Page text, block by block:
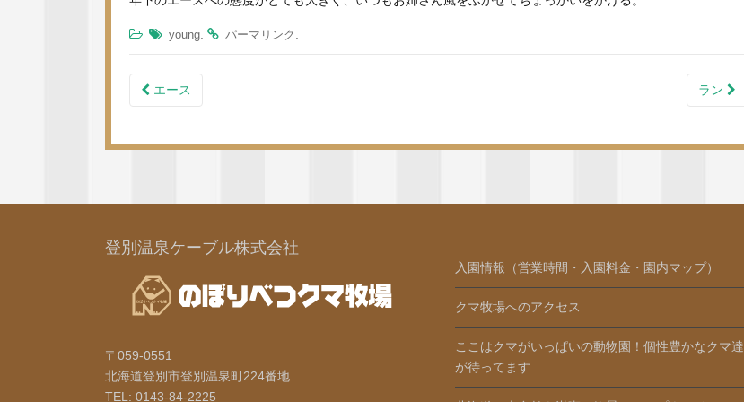
young. パーマリンク .
投稿ナビゲーション
エース ラン
登別温泉ケーブル株式会社
〒059-0551
北海道登別市登別温泉町224番地
TEL: 0143-84-2225
入園情報（営業時間・入園料金・園内マップ）
クマ牧場へのアクセス
ここはクマがいっぱいの動物園！個性豊かなクマ達
が待ってます